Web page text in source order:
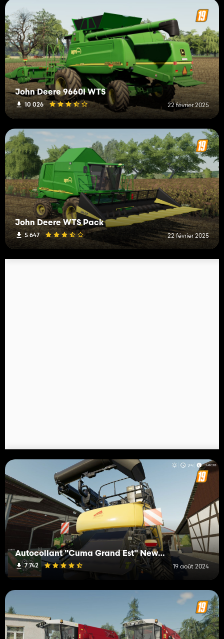
John Deere 9660I WTS
10 026 22 février 2025
John Deere WTS Pack
5 647 22 février 2025
Autocollant "Cuma Grand Est" New Holland CR190
7 742 19 août 2024